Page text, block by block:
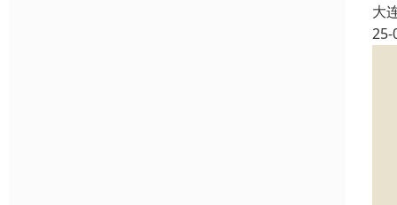
大
25-